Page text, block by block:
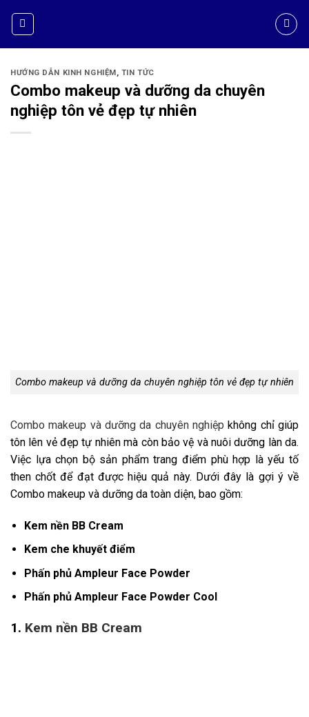
HƯỚNG DẪN KINH NGHIỆM, TIN TỨC
Combo makeup và dưỡng da chuyên
nghiệp tôn vẻ đẹp tự nhiên
Combo makeup và dưỡng da chuyên nghiệp tôn vẻ đẹp tự nhiên
Combo makeup và dưỡng da chuyên nghiệp không chỉ giúp
tôn lên vẻ đẹp tự nhiên mà còn bảo vệ và nuôi dưỡng làn da.
Việc lựa chọn bộ sản phẩm trang điểm phù hợp là yếu tố
then chốt để đạt được hiệu quả này. Dưới đây là gợi ý về
Combo makeup và dưỡng da toàn diện, bao gồm:
Kem nền BB Cream
Kem che khuyết điểm
Phấn phủ Ampleur Face Powder
Phấn phủ Ampleur Face Powder Cool
1. Kem nền BB Cream